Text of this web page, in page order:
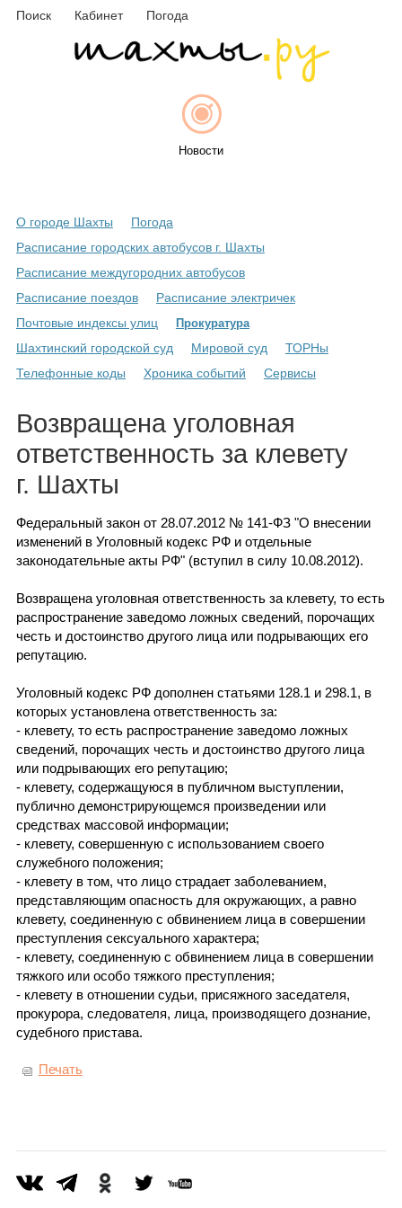
Поиск Кабинет Погода
Новости
Объявления
Фотогалерея
О городе Шахты
Погода
Расписание городских автобусов г. Шахты
Расписание междугородних автобусов
Расписание поездов
Расписание электричек
Почтовые индексы улиц
Прокуратура
Шахтинский городской суд Мировой суд
ТОРНы
Телефонные коды
Хроника событий Сервисы
Возвращена уголовная
ответственность за клевету
г. Шахты
Федеральный закон от 28.07.2012 № 141-ФЗ "О внесении
изменений в Уголовный кодекс РФ и отдельные
законодательные акты РФ" (вступил в силу 10.08.2012).
Возвращена уголовная ответственность за клевету, то есть
распространение заведомо ложных сведений, порочащих
честь и достоинство другого лица или подрывающих его
репутацию.
Уголовный кодекс РФ дополнен статьями 128.1 и 298.1, в
которых установлена ответственность за:
- клевету, то есть распространение заведомо ложных
сведений, порочащих честь и достоинство другого лица
или подрывающих его репутацию;
- клевету, содержащуюся в публичном выступлении,
публично демонстрирующемся произведении или
средствах массовой информации;
- клевету, совершенную с использованием своего
служебного положения;
- клевету в том, что лицо страдает заболеванием,
представляющим опасность для окружающих, а равно
клевету, соединенную с обвинением лица в совершении
преступления сексуального характера;
- клевету, соединенную с обвинением лица в совершении
тяжкого или особо тяжкого преступления;
- клевету в отношении судьи, присяжного заседателя,
прокурора, следователя, лица, производящего дознание,
судебного пристава.
Печать